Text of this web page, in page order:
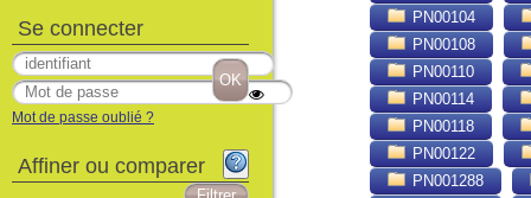
PN00104
PN00108
PN00110
PN00114
PN00118
PN00122
PN001288
Se connecter
Mot de passe oublié ?
Affiner ou comparer